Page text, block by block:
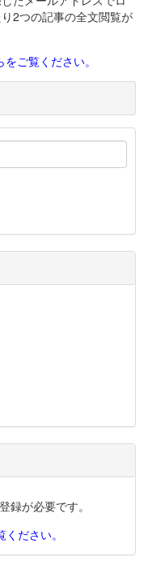
2つの記事の全文閲覧が
ご覧ください。
録が必要です。
ださい。